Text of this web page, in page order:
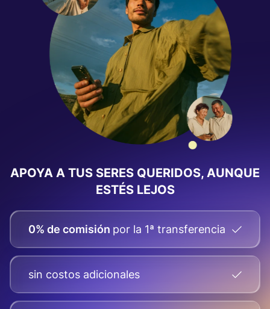
APOYA A TUS SERES QUERIDOS, AUNQUE
ESTÉS LEJOS
0% de comisión por la 1ª transferencia
sin costos adicionales